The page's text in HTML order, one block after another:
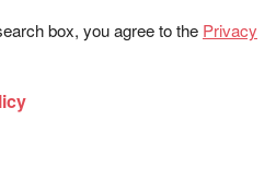
box, you agree to the Privacy